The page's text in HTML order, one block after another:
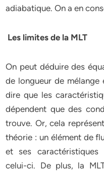
adiabatique. On a en
Les limites de la MLT
On peut déduire des
de longueur de mélange
dire que les
dépendent que des
trouve. Or, cela
théorie : un élément de
et ses
celui-ci. De plus, la